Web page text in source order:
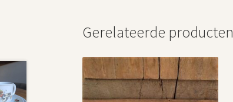
Gerelateerde producten